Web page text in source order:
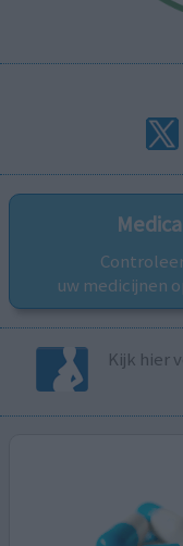
uw medicijnen
Kijk hier